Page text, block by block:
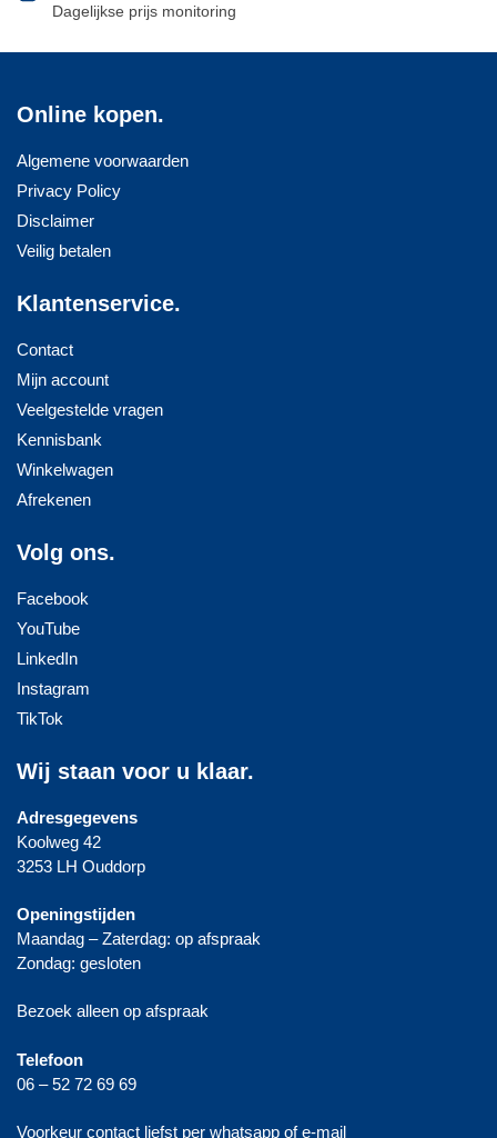
Dagelijkse prijs monitoring
Online kopen.
Algemene voorwaarden
Privacy Policy
Disclaimer
Veilig betalen
Klantenservice.
Contact
Mijn account
Veelgestelde vragen
Kennisbank
Winkelwagen
Afrekenen
Volg ons.
Facebook
YouTube
LinkedIn
Instagram
TikTok
Wij staan voor u klaar.
Adresgegevens
Koolweg 42
3253 LH Ouddorp
Openingstijden
Maandag – Zaterdag: op afspraak
Zondag: gesloten
Bezoek alleen op afspraak
Telefoon
06 – 52 72 69 69
Voorkeur contact liefst per whatsapp of e-mail